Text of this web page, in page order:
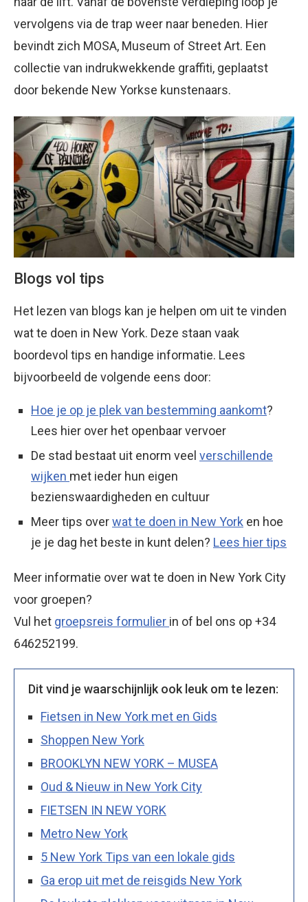
vervolgens via de trap weer naar beneden. Hier
bevindt zich MOSA, Museum of Street Art. Een
collectie van indrukwekkende graffiti, geplaatst
door bekende New Yorkse kunstenaars.
Blogs vol tips
Het lezen van blogs kan je helpen om uit te vinden
wat te doen in New York. Deze staan vaak
boordevol tips en handige informatie. Lees
bijvoorbeeld de volgende eens door:
Hoe je op je plek van bestemming aankomt?
Lees hier over het openbaar vervoer
De stad bestaat uit enorm veel verschillende
wijken met ieder hun eigen
bezienswaardigheden en cultuur
Meer tips overwat te doen in New York en hoe
je je dag het beste in kunt delen? Lees hier tips
Meer informatie over wat te doen in New York City
voor groepen?
Vul het groepsreis formulier in of bel ons op +34
646252199.
Dit vind je waarschijnlijk ook leuk om te lezen:
Fietsen in New York met en Gids
Shoppen New York
BROOKLYN NEW YORK – MUSEA
Oud & Nieuw in New York City
FIETSEN IN NEW YORK
Metro New York
5 New York Tips van een lokale gids
Ga erop uit met de reisgids New York